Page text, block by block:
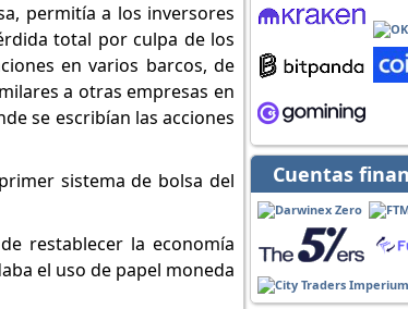
Cuentas
permitía a los inversores
total por culpa de los
en varios barcos, de
a otras empresas en
se escribían las acciones
sistema de bolsa del
restablecer la economía
el uso de papel moneda